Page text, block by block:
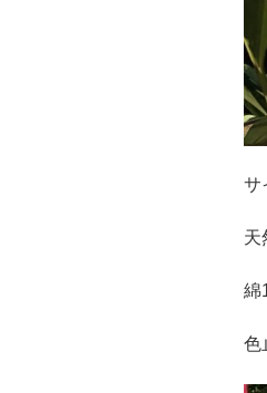
サ
天
綿
色